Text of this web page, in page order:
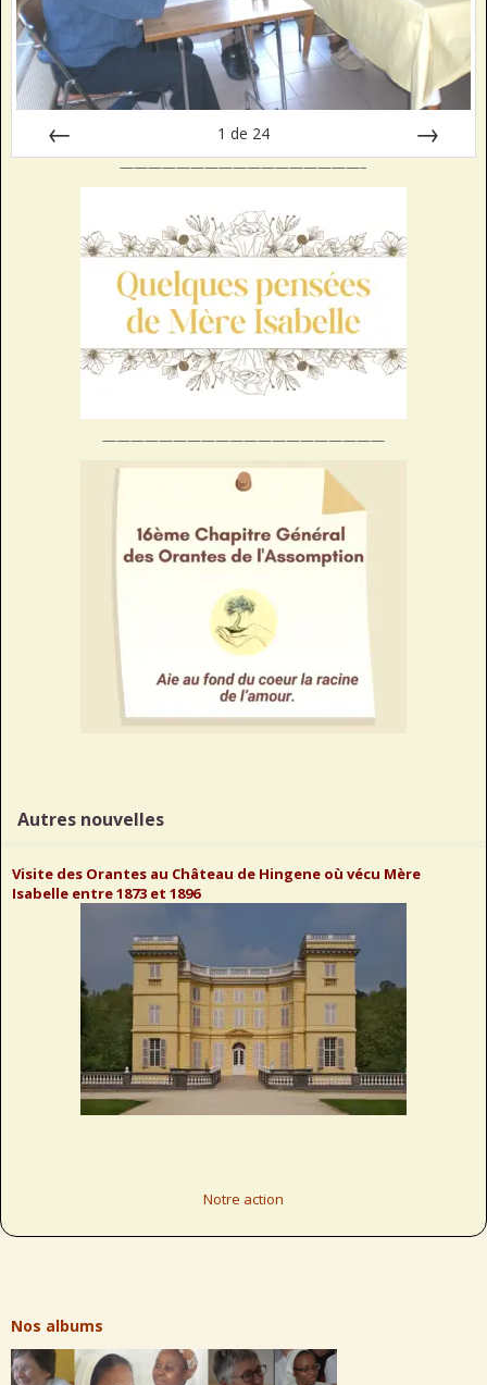
1 de 24
—————————————————–
————————————————————
Autres nouvelles
Visite des Orantes au Château de Hingene où vécu Mère
Isabelle entre 1873 et 1896
Notre action
Nos albums